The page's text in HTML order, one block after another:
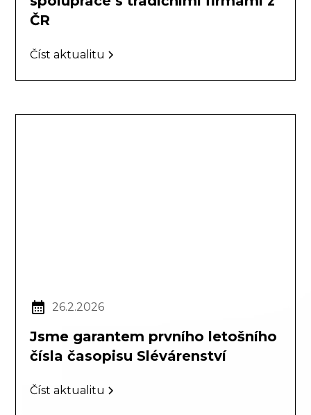
ČR
Číst aktualitu
26.2.2026
Jsme garantem prvního letošního
čísla časopisu Slévárenství
Číst aktualitu